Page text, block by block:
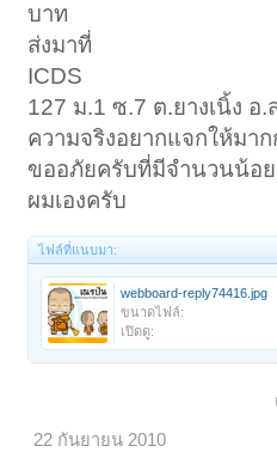
บาท
ส่งมาที่
ICDS
127 ม.1 ซ.7 ต.ยางเนิ้ง อ
ความจริงอยากแจกให้มา
ขออภัยครับที่มีจำนวนน้อย
ผมเองครับ
ไฟล์ที่แนบมา:
webboard-reply74416.jpg
ขนาดไฟล์:
เปิดดู:
22 กันยายน 2010